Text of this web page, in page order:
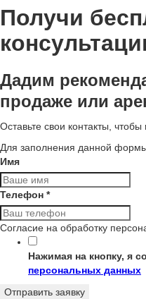
Получи
Дадим
продаже или
Оставьте свои контакты,
Для заполнения данной
Имя
Телефон *
Согласие на обработку
Нажимая на кнопку, я
персональных данных
Отправить заявку